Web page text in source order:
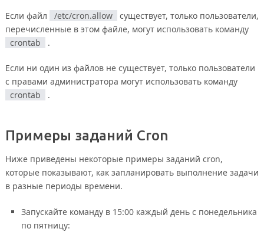
Если файл /etc/cron.allow
существует, только пользователи,
перечисленные в этом файле, могут использовать команду
crontab
.
Если ни один из файлов не существует, только пользователи
с правами администратора могут использовать команду
crontab
.
Примеры заданий Cron
Ниже приведены некоторые примеры заданий cron,
которые показывают, как запланировать выполнение задачи
в разные периоды времени.
Запускайте команду в 15:00 каждый день с понедельника
по пятницу: